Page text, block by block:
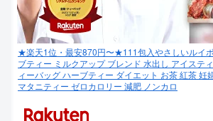
★楽天1位・最安870円〜★111包入やさしいルイ
ブティー ミルクアップ ブレンド 水出し アイステ
ィーバッグ ハーブティー ダイエット お茶 紅茶 妊
マタニティー ゼロカロリー 減肥 ノンカロ